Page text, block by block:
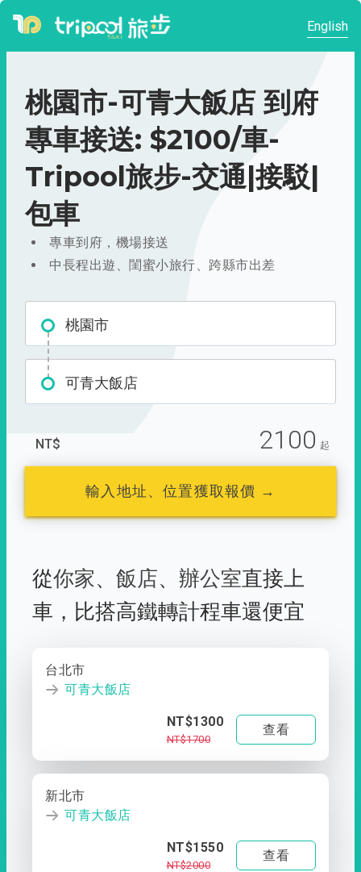
English
桃園市-可青大飯店 到府
專車接送: $2100/車-
Tripool旅步-交通|接駁|
包車
專車到府，機場接送
中長程出遊、閨蜜小旅行、跨縣市出差
桃園市
可青大飯店
NT$ 2100 起
輸入地址、位置獲取報價 →
從你家、 飯店、 辦公室直接上
車， 比搭高鐵轉計程車還便宜
台北市
可青大飯店
NT$1300
NT$1700
查看
新北市
可青大飯店
NT$1550
NT$2000
查看